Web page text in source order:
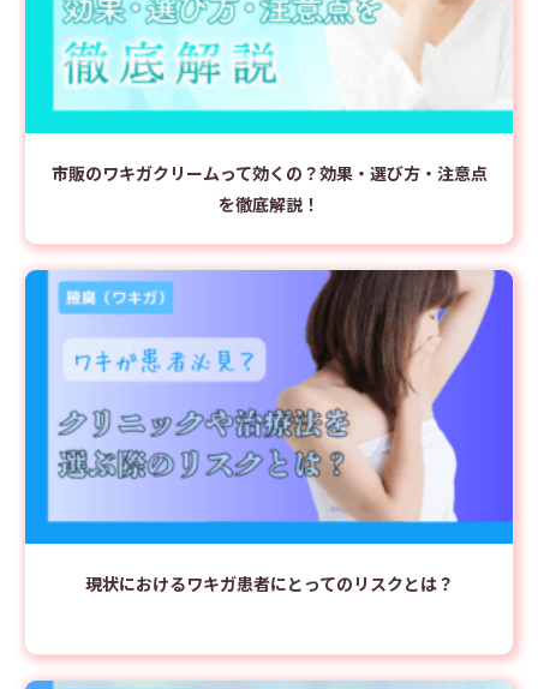
市販のワキガクリームって効くの？効果・選び方・注意点
を徹底解説！
現状におけるワキガ患者にとってのリスクとは？